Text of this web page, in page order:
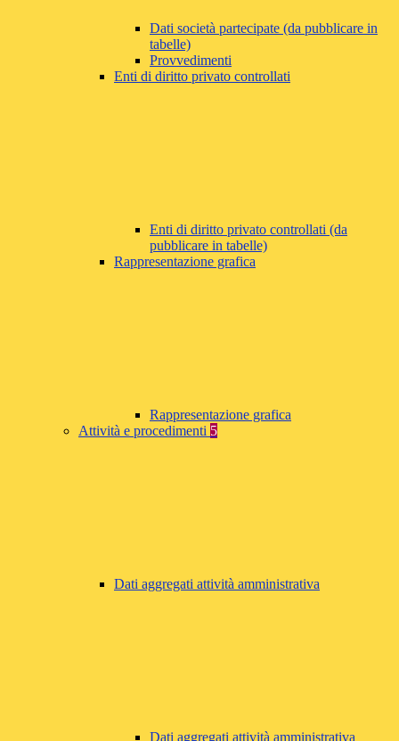
Dati società partecipate (da pubblicare in
tabelle)
Provvedimenti
Enti di diritto privato controllati
Enti di diritto privato controllati (da
pubblicare in tabelle)
Rappresentazione grafica
Rappresentazione grafica
Attività e procedimenti 5
Dati aggregati attività amministrativa
Dati aggregati attività amministrativa